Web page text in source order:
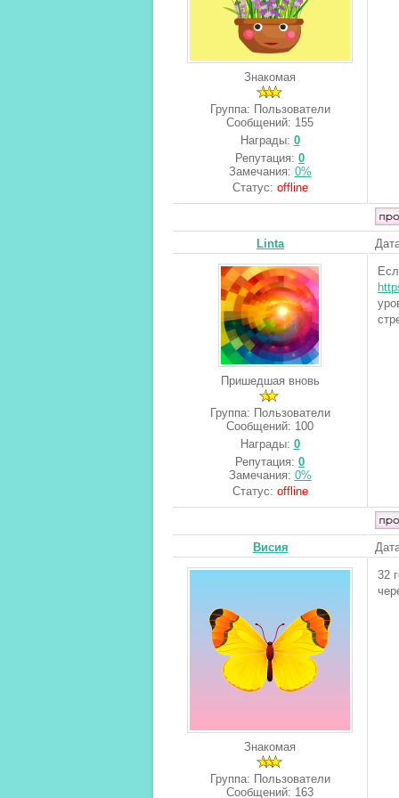
Знакомая
Группа: Пользователи
Сообщений: 155
Награды: 0
Репутация: 0
Замечания: 0%
Статус: offline
Linta
Пришедшая вновь
Группа: Пользователи
Сообщений: 100
Награды: 0
Репутация: 0
Замечания: 0%
Статус: offline
Висия
Знакомая
Группа: Пользователи
Сообщений: 163
32